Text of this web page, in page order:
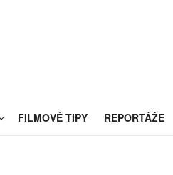
FILMOVÉ TIPY REPORTÁŽE